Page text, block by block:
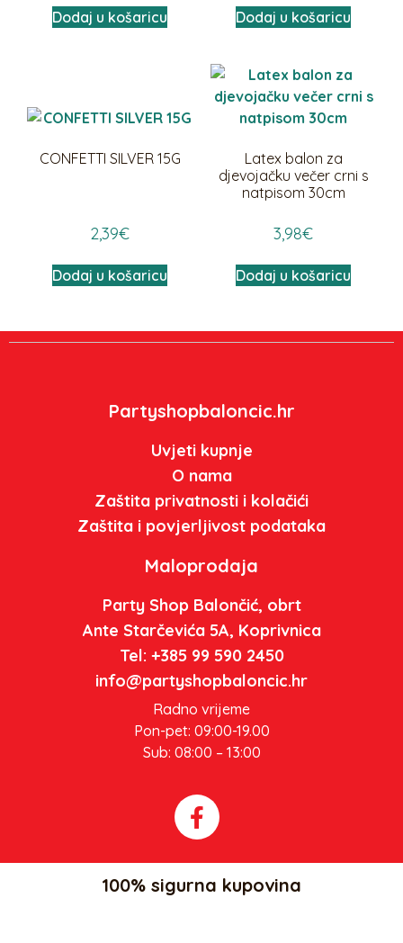
Dodaj u košaricu Dodaj u košaricu
CONFETTI SILVER 15G
2,39€
Dodaj u košaricu
Latex balon za
djevojačku večer crni s
natpisom 30cm
3,98€
Dodaj u košaricu
Partyshopbaloncic.hr
Uvjeti kupnje
O nama
Zaštita privatnosti i kolačići
Zaštita i povjerljivost podataka
Maloprodaja
Party Shop Balončić, obrt
Ante Starčevića 5A, Koprivnica
Tel: +385 99 590 2450
info@partyshopbaloncic.hr
Radno vrijeme
Pon-pet: 09:00-19.00
Sub: 08:00 – 13:00
100% sigurna kupovina